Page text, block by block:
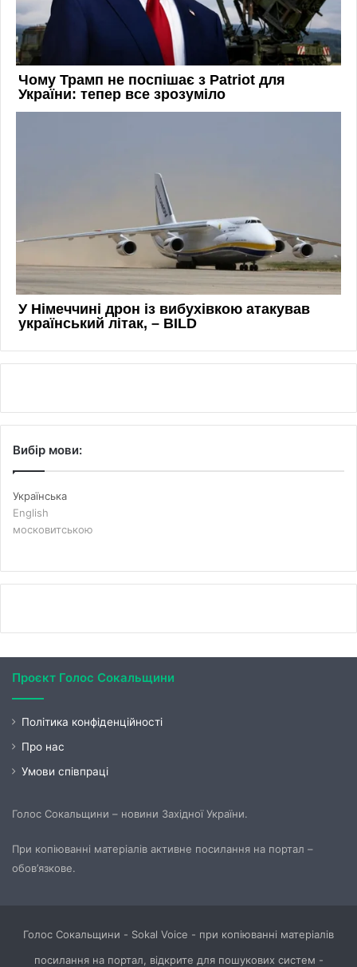
Вибір мови:
Українська
English
московитською
Проєкт Голос Сокальщини
Політика конфіденційності
Про нас
Умови співпраці
Голос Сокальщини – новини Західної України.
При копіюванні матеріалів активне посилання на портал –
обов’язкове.
Голос Сокальщини - Sokal Voice - при копіюванні матеріалів
посилання на портал, відкрите для пошукових систем -